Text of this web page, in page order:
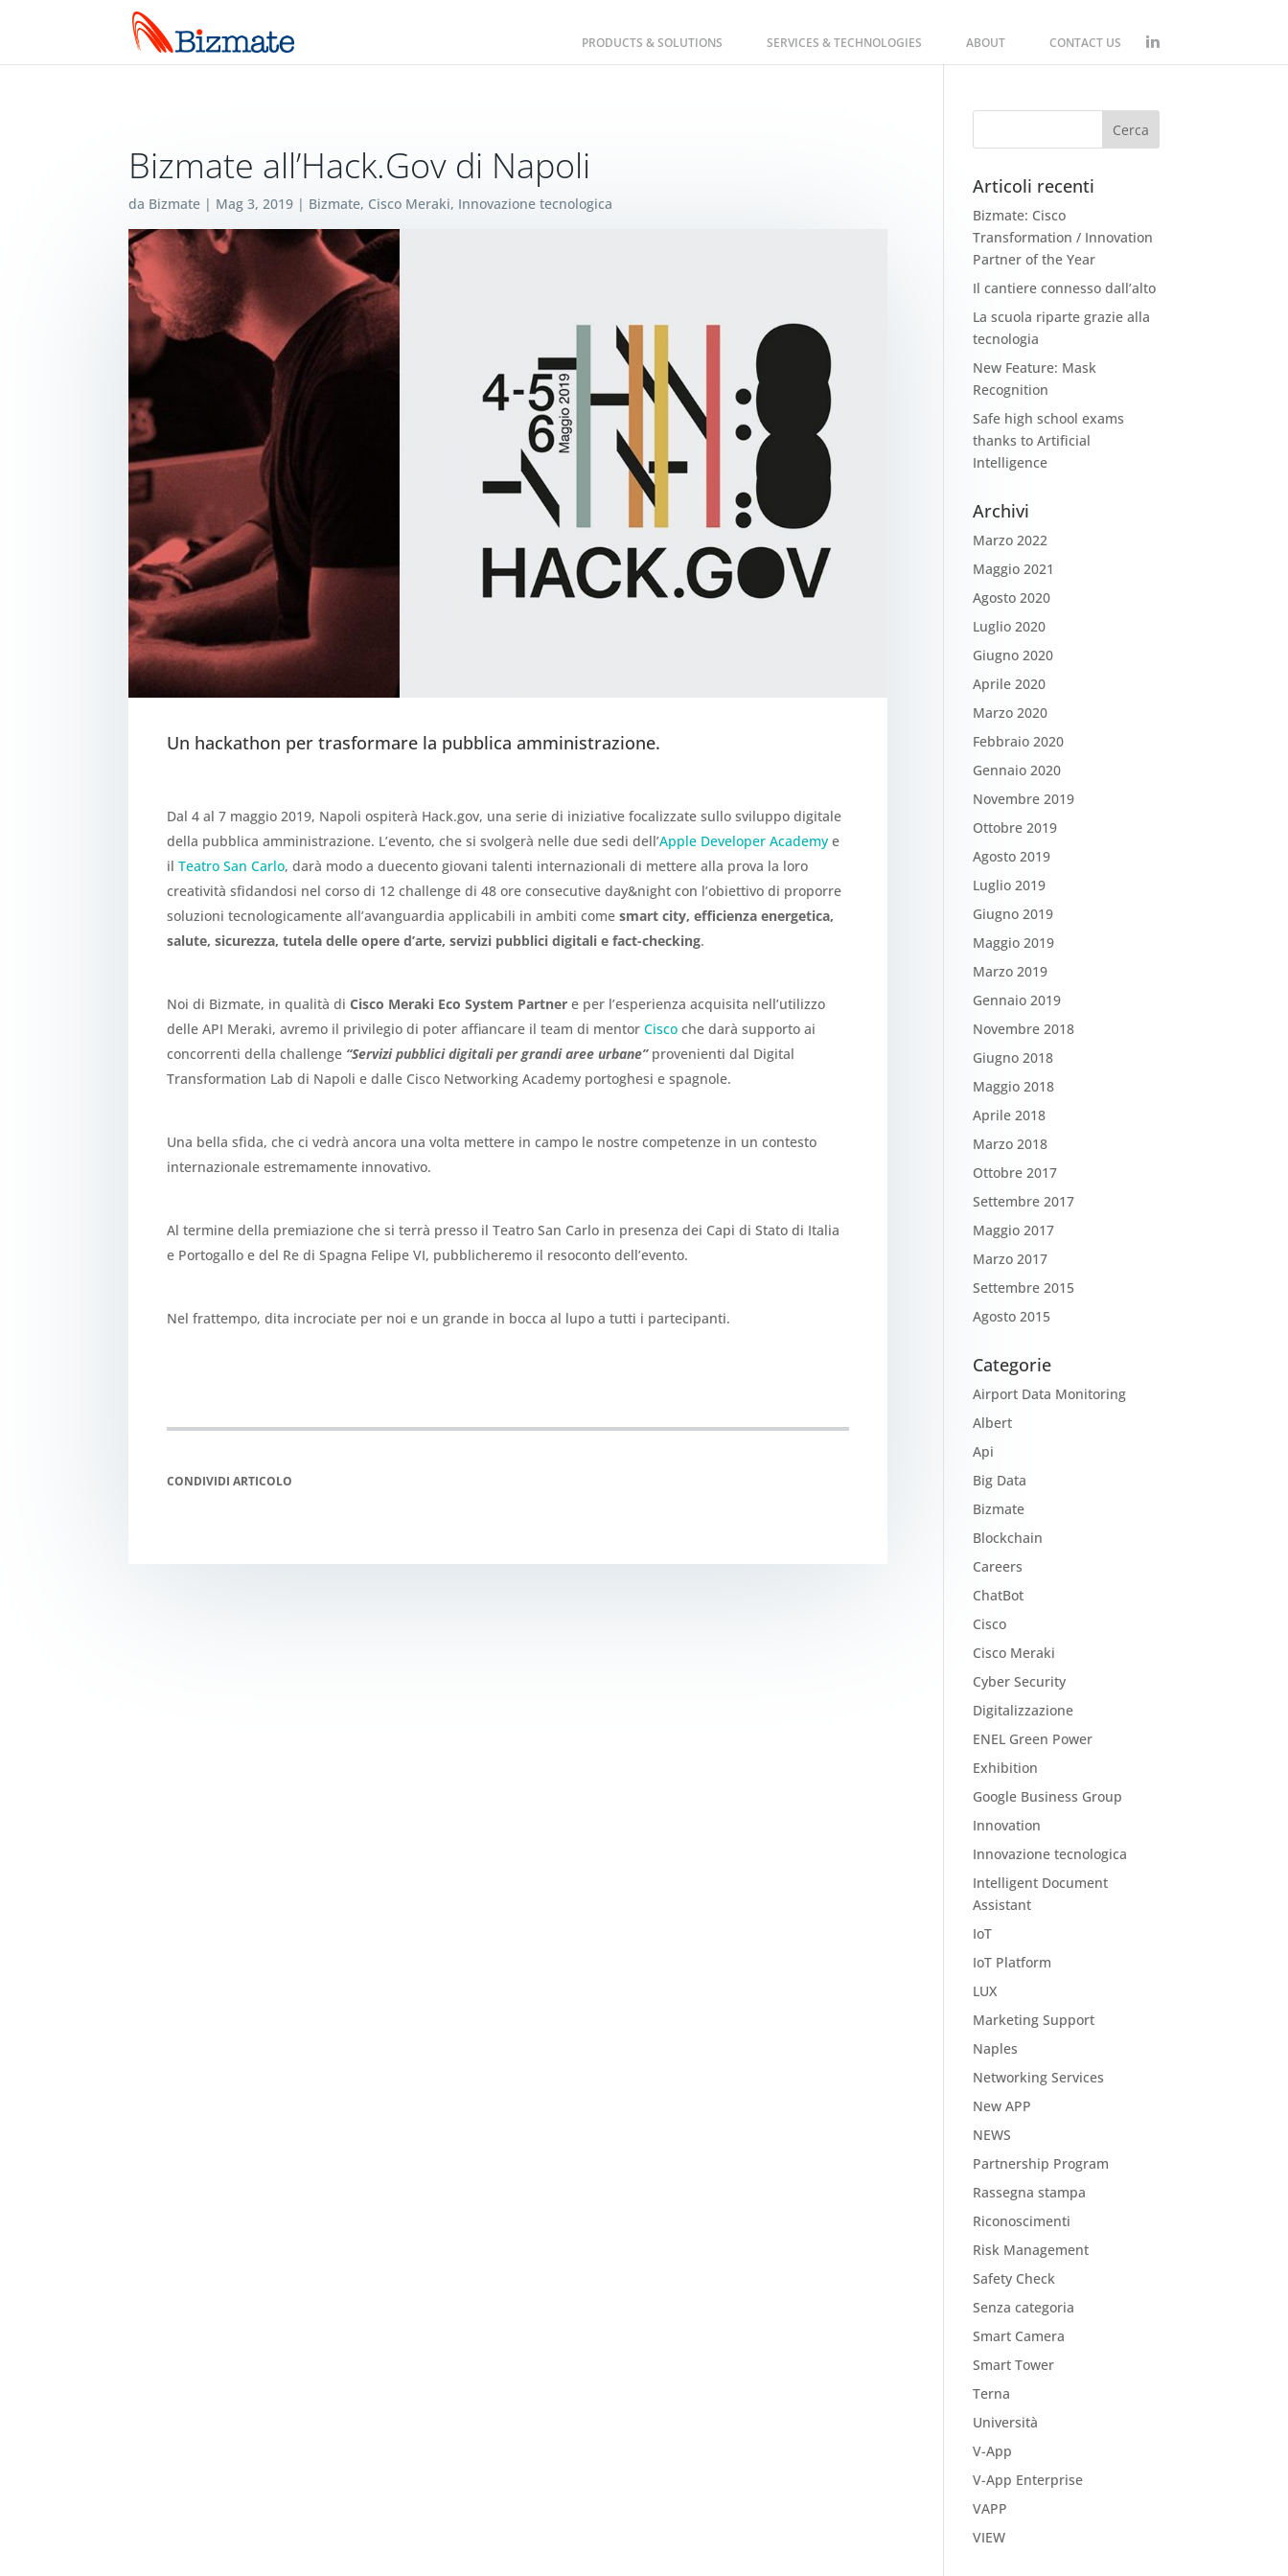
PRODUCTS & SOLUTIONS SERVICES & TECHNOLOGIES ABOUT CONTACT US
Bizmate all’Hack.Gov di Napoli
da Bizmate | Mag 3, 2019 | Bizmate, Cisco Meraki, Innovazione tecnologica
Un hackathon per trasformare la pubblica amministrazione.
Dal 4 al 7 maggio 2019, Napoli ospiterà Hack.gov, una serie di iniziative focalizzate sullo sviluppo digitale
della pubblica amministrazione. L’evento, che si svolgerà nelle due sedi dell’Apple Developer Academy e
ilTeatro San Carlo, darà modo a duecento giovani talenti internazionali di mettere alla prova la loro
creatività sfidandosi nel corso di 12 challenge di 48 ore consecutive day&night con l’obiettivo di proporre
soluzioni tecnologicamente all’avanguardia applicabili in ambiti comesmart city, efficienza energetica,
salute, sicurezza, tutela delle opere d’arte, servizi pubblici digitali e fact-checking.
Noi di Bizmate, in qualità diCisco Meraki Eco System Partner e per l’esperienza acquisita nell’utilizzo
delle API Meraki, avremo il privilegio di poter affiancare il team di mentorCisco che darà supporto ai
concorrenti della challenge “Servizi pubblici digitali per grandi aree urbane”provenienti dal Digital
Transformation Lab di Napoli e dalle Cisco Networking Academy portoghesi e spagnole.
Una bella sfida, che ci vedrà ancora una volta mettere in campo le nostre competenze in un contesto
internazionale estremamente innovativo.
Al termine della premiazione che si terrà presso il Teatro San Carlo in presenza dei Capi di Stato di Italia
e Portogallo e del Re di Spagna Felipe VI, pubblicheremo il resoconto dell’evento.
Nel frattempo, dita incrociate per noi e un grande in bocca al lupo a tutti i partecipanti.
CONDIVIDI ARTICOLO
Articoli recenti
Bizmate: Cisco
Transformation / Innovation
Partner of the Year
Il cantiere connesso dall’alto
La scuola riparte grazie alla
tecnologia
New Feature: Mask
Recognition
Safe high school exams
thanks to Artificial
Intelligence
Archivi
Marzo 2022
Maggio 2021
Agosto 2020
Luglio 2020
Giugno 2020
Aprile 2020
Marzo 2020
Febbraio 2020
Gennaio 2020
Novembre 2019
Ottobre 2019
Agosto 2019
Luglio 2019
Giugno 2019
Maggio 2019
Marzo 2019
Gennaio 2019
Novembre 2018
Giugno 2018
Maggio 2018
Aprile 2018
Marzo 2018
Ottobre 2017
Settembre 2017
Maggio 2017
Marzo 2017
Settembre 2015
Agosto 2015
Categorie
Airport Data Monitoring
Albert
Api
Big Data
Bizmate
Blockchain
Careers
ChatBot
Cisco
Cisco Meraki
Cyber Security
Digitalizzazione
ENEL Green Power
Exhibition
Google Business Group
Innovation
Innovazione tecnologica
Intelligent Document
Assistant
IoT
IoT Platform
LUX
Marketing Support
Naples
Networking Services
New APP
NEWS
Partnership Program
Rassegna stampa
Riconoscimenti
Risk Management
Safety Check
Senza categoria
Smart Camera
Smart Tower
Terna
Università
V-App
V-App Enterprise
VAPP
VIEW